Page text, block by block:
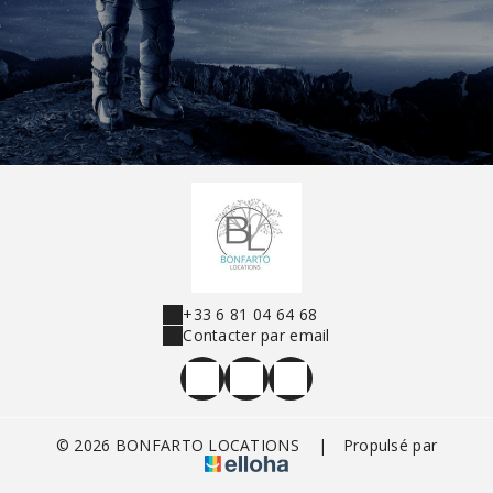
+33 6 81 04 64 68
Contacter par email
© 2026 BONFARTO LOCATIONS | Propulsé par